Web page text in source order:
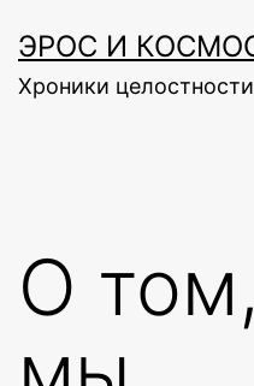
to
content
ЭРОС И
Хроники целостности
О